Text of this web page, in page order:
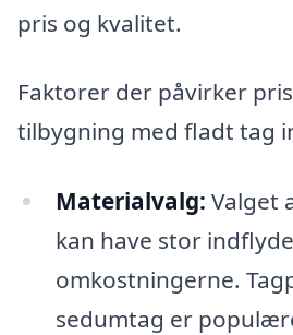
pris og kvalitet.
Faktorer der påvirker
tilbygning med fladt tag
Materialvalg: Valget
kan have stor
omkostningerne.
sedumtag er